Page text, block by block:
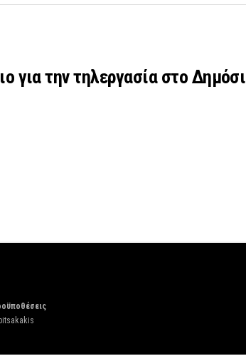
για την τηλεργασία στο